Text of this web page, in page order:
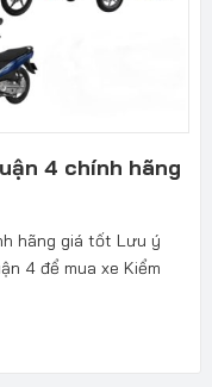
4 chính hãng
hãng giá tốt Lưu ý
4 để mua xe Kiểm